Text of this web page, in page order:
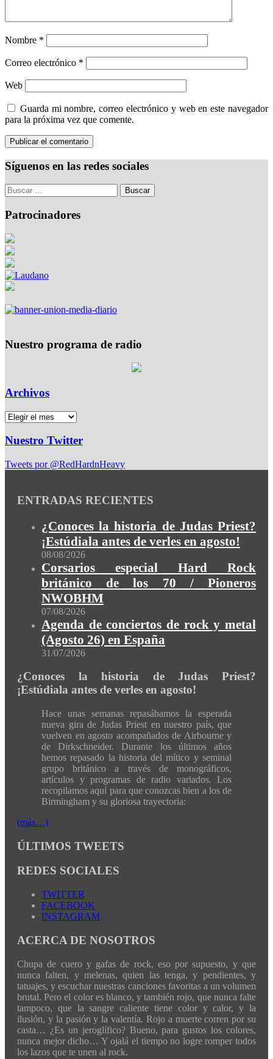
Nombre *
Correo electrónico *
Web
Guarda mi nombre, correo electrónico y web en este navegador
para la próxima vez que comente.
Síguenos en las redes sociales
Patrocinadores
Nuestro programa de radio
Archivos
Nuestro Twitter
Tweets por @RedHardnHeavy
ENTRADAS RECIENTES
¿Conoces la historia de Judas Priest?
¡Estúdiala antes de verles en agosto!
08/08/2026
Corsarios especial Hard Rock
británico de los 70 / Pioneros
NWOBHM
07/08/2026
Agenda de conciertos de rock y metal
(Agosto 26) en España
31/07/2026
¿Conoces la historia de Judas Priest?
¡Estúdiala antes de verles en agosto!
Hace unas semanas repasábamos la esperada
nueva gira de Judas Priest en nuestro país, que
vuelven en agosto acompañados de Airbourne y
de Dirkschneider. Durante los últimos años
hemos repasado la historia del mítico y seminal
grupo británico a través de monográficos,
artículos y programas de radio variados. Los
recopilamos aquí para que conozcas bien a los de
Birmingham y su gloriosa trayectoria:
(más…)
ÚLTIMOS TWEETS
REDES SOCIALES
TWITTER
FACEBOOK
INSTAGRAM
ACERCA DE NOSOTROS
Chupa de cuero y gafas de rock, eso por supuesto, y que
nunca falten, y melenas, quien las tenga, y pendientes, y
tatuajes, y escuchar nuestras canciones favoritas a un volumen
brutal. Pero el color es blanco, y también rojo, que nunca falte
tampoco, que la sangre caliente tiene color y calor, y la
ilusión, y la pasión y la valentía. Rojo a muerte corren por su
casta… ¿Es un jeroglífico? Bueno, para gustos los colores,
nunca mejor dicho… Y ojalá el tiempo no logre romper todos
los lazos que te unen al rock.